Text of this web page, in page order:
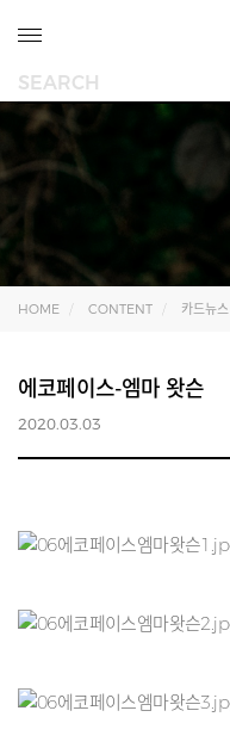
HOME CONTENT 카드뉴스
에코페이스-엠마 왓슨
2020.03.03